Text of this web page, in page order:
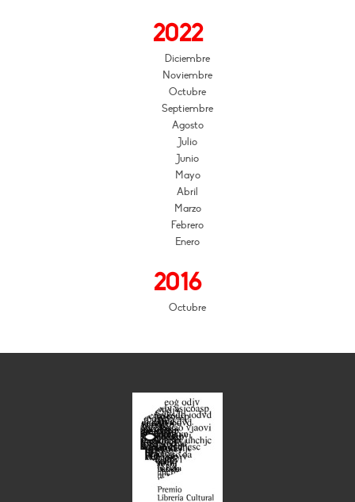
2022
Diciembre
Noviembre
Octubre
Septiembre
Agosto
Julio
Junio
Mayo
Abril
Marzo
Febrero
Enero
2016
Octubre